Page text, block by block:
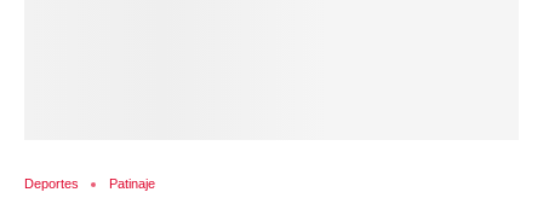
Deportes Patinaje